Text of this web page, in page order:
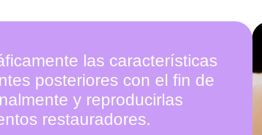
las características
posteriores con el fin de
y reproducirlas
restauradores.